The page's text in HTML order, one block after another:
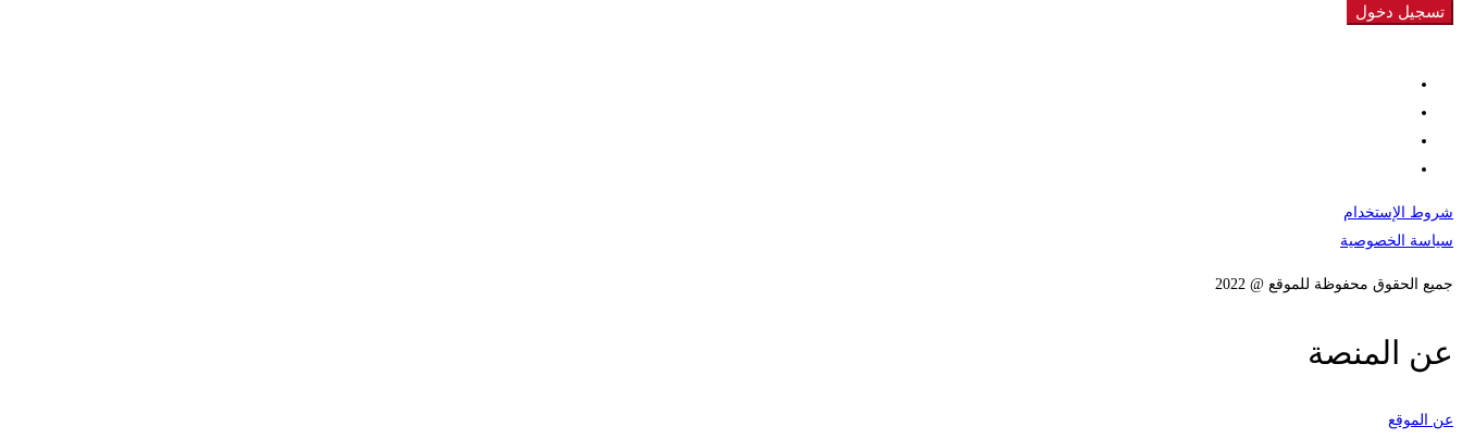
تسجيل دخول
شروط الإستخدام
سياسة الخصوصية
جميع الحقوق محفوظة للموقع @ 2022
عن المنصة
عن الموقع